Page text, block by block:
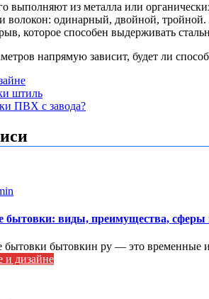
выполняют из металла или
волокон: одинарный, двойной, тройной.
которое способен выдерживать
напрямую зависит, будет ли
штиль
ПВХ с завода?
бытовки: виды, преимущества, сферы
бытовки бытовкин ру — это временные
и дизайне